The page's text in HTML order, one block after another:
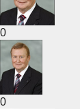
0
0